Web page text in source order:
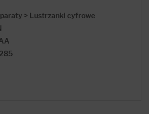
> Lustrzanki cyfrowe